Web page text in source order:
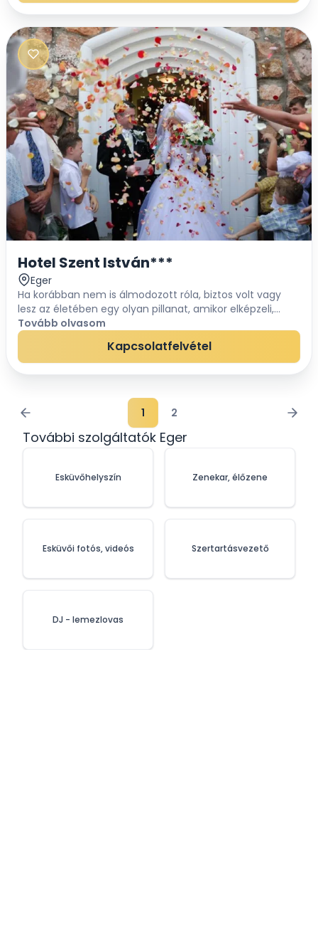
Hotel Szent István***
Eger
Ha korábban nem is álmodozott róla, biztos volt vagy
lesz az életében egy olyan pillanat, amikor elképzeli,
hogy szerettei előtt, szerelmének kimondja a boldogító
IGENT!Az ESKÜVŐ megtervezése, az ar...
Tovább olvasom
Kapcsolatfelvétel
1 2
További szolgáltatók Eger
Esküvőhelyszín
Esküvői fotós, videós
DJ - lemezlovas
Zenekar, élőzene
Szertartásvezető